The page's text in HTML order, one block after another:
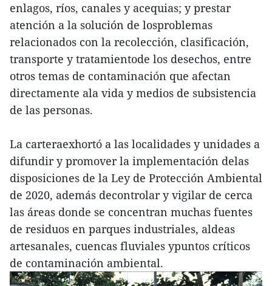
enlagos, ríos, canales y acequias; y prestar
atención a la solución de losproblemas
relacionados con la recolección, clasificación,
transporte y tratamientode los desechos, entre
otros temas de contaminación que afectan
directamente ala vida y medios de subsistencia
de las personas.
La carteraexhortó a las localidades y unidades a
difundir y promover la implementación delas
disposiciones de la Ley de Protección Ambiental
de 2020, además decontrolar y vigilar de cerca
las áreas donde se concentran muchas fuentes
de residuos en parques industriales, aldeas
artesanales, cuencas fluviales ypuntos críticos
de contaminación ambiental.